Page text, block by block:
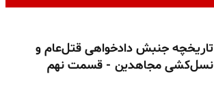
تاریخچه جنبش دادخواهی قتل‌عام و
نسل‌کشی مجاهدین - قسمت نهم